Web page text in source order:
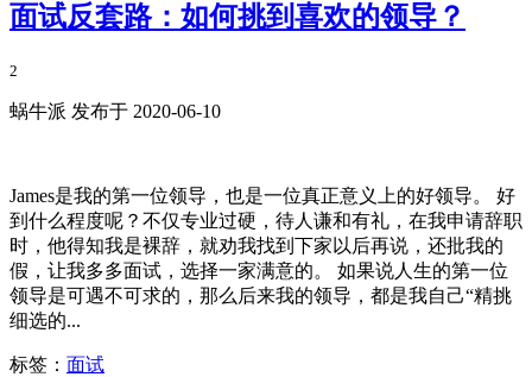
面试反套路：如何挑到喜欢的领导？
2
蜗牛派 发布于 2020-06-10
James是我的第一位领导，也是一位真正意义上的好领导。 好
到什么程度呢？不仅专业过硬，待人谦和有礼，在我申请辞职
时，他得知我是裸辞，就劝我找到下家以后再说，还批我的
假，让我多多面试，选择一家满意的。 如果说人生的第一位
领导是可遇不可求的，那么后来我的领导，都是我自己“精挑
细选的...
标签： 面试